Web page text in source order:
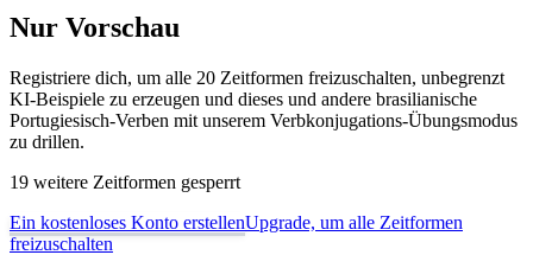
Nur Vorschau
Registriere dich, um alle 20 Zeitformen freizuschalten, unbegrenzt
KI-Beispiele zu erzeugen und dieses und andere brasilianische
Portugiesisch-Verben mit unserem Verbkonjugations-Übungsmodus
zu drillen.
19 weitere Zeitformen gesperrt
Ein kostenloses Konto erstellenUpgrade, um alle Zeitformen
freizuschalten